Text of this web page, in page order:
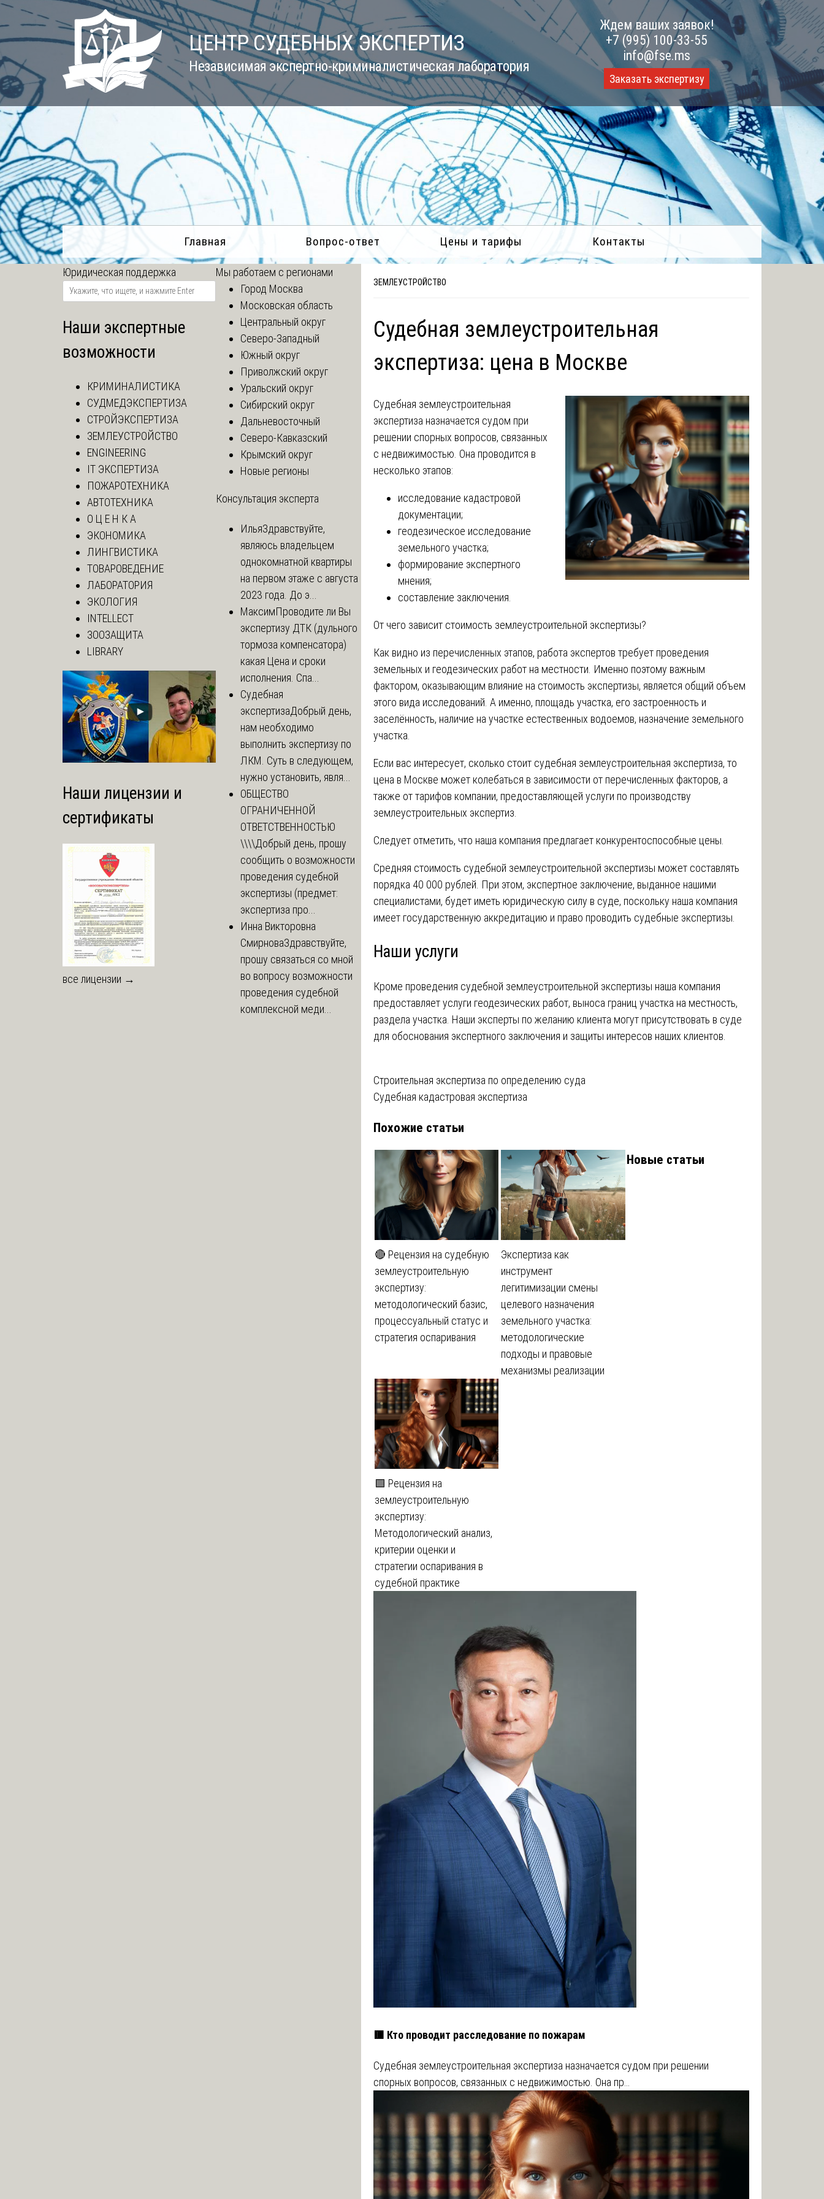
Skip
to
content
ЦЕНТР СУДЕБНЫХ ЭКСПЕРТИЗ
Независимая экспертно-криминалистическая лаборатория
Ждем ваших заявок!
+7 (995) 100-33-55
info@fse.ms
Заказать экспертизу
Главная Вопрос-ответ Цены и тарифы Контакты
ЗЕМЛЕУСТРОЙСТВО
Судебная землеустроительная
экспертиза: цена в Москве
Судебная землеустроительная
экспертиза назначается судом при
решении спорных вопросов, связанных
с недвижимостью. Она проводится в
несколько этапов:
исследование кадастровой
документации;
геодезическое исследование
земельного участка;
формирование экспертного
мнения;
составление заключения.
От чего зависит стоимость землеустроительной экспертизы?
Как видно из перечисленных этапов, работа экспертов требует проведения
земельных и геодезических работ на местности. Именно поэтому важным
фактором, оказывающим влияние на стоимость экспертизы, является общий объем
этого вида исследований. А именно, площадь участка, его застроенность и
заселённость, наличие на участке естественных водоемов, назначение земельного
участка.
Если вас интересует, сколько стоит судебная землеустроительная экспертиза, то
цена в Москве может колебаться в зависимости от перечисленных факторов, а
также от тарифов компании, предоставляющей услуги по производству
землеустроительных экспертиз.
Следует отметить, что наша компания предлагает конкурентоспособные цены.
Средняя стоимость судебной землеустроительной экспертизы может составлять
порядка 40 000 рублей. При этом, экспертное заключение, выданное нашими
специалистами, будет иметь юридическую силу в суде, поскольку наша компания
имеет государственную аккредитацию и право проводить судебные экспертизы.
Наши услуги
Кроме проведения судебной землеустроительной экспертизы наша компания
предоставляет услуги геодезических работ, выноса границ участка на местность,
раздела участка. Наши эксперты по желанию клиента могут присутствовать в суде
для обоснования экспертного заключения и защиты интересов наших клиентов.
Навигация
по
записям
Строительная экспертиза по определению суда
Судебная кадастровая экспертиза
Похожие статьи
🔴 Рецензия на судебную
землеустроительную
экспертизу:
методологический базис,
процессуальный статус и
стратегия оспаривания
Экспертиза как
инструмент
легитимизации смены
целевого назначения
земельного участка:
методологические
подходы и правовые
механизмы реализации
🟩 Рецензия на
землеустроительную
экспертизу:
Методологический анализ,
критерии оценки и
стратегии оспаривания в
судебной практике
Новые статьи
🟥 Кто проводит расследование по пожарам
Судебная землеустроительная экспертиза назначается судом при решении
спорных вопросов, связанных с недвижимостью. Она пр…
Юридическая поддержка
Наши экспертные
возможности
КРИМИНАЛИСТИКА
СУДМЕДЭКСПЕРТИЗА
СТРОЙЭКСПЕРТИЗА
ЗЕМЛЕУСТРОЙСТВО
ENGINEERING
IT ЭКСПЕРТИЗА
ПОЖАРОТЕХНИКА
АВТОТЕХНИКА
О Ц Е Н К А
ЭКОНОМИКА
ЛИНГВИСТИКА
ТОВАРОВЕДЕНИЕ
ЛАБОРАТОРИЯ
ЭКОЛОГИЯ
INTELLECT
ЗООЗАЩИТА
LIBRARY
Наши лицензии и
сертификаты
все лицензии →
Мы работаем с регионами
Город Москва
Московская область
Центральный округ
Северо-Западный
Южный округ
Приволжский округ
Уральский округ
Сибирский округ
Дальневосточный
Северо-Кавказский
Крымский округ
Новые регионы
Консультация эксперта
ИльяЗдравствуйте,
являюсь владельцем
однокомнатной квартиры
на первом этаже с августа
2023 года. До э...
МаксимПроводите ли Вы
экспертизу ДТК (дульного
тормоза компенсатора)
какая Цена и сроки
исполнения. Спа...
Судебная
экспертизаДобрый день,
нам необходимо
выполнить экспертизу по
ЛКМ. Суть в следующем,
нужно установить, явля...
ОБЩЕСТВО
ОГРАНИЧЕННОЙ
ОТВЕТСТВЕННОСТЬЮ
\\\\Добрый день, прошу
сообщить о возможности
проведения судебной
экспертизы (предмет:
экспертиза про...
Инна Викторовна
СмирноваЗдравствуйте,
прошу связаться со мной
во вопросу возможности
проведения судебной
комплексной меди...